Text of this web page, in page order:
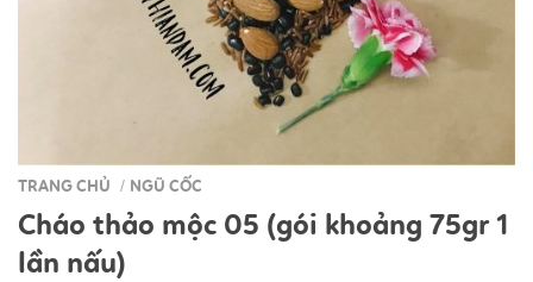
TRANG CHỦ / NGŨ CỐC
Cháo thảo mộc 05 (gói khoảng 75gr 1
lần nấu)